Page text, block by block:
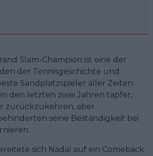
Slam-Champion ist eine der
der Tennisgeschichte und
Sandplatzspieler aller Zeiten.
den letzten zwei Jahren tapfer,
zurückzukehren, aber
seine Beständigkeit bei
sich Nadal auf ein Comeback